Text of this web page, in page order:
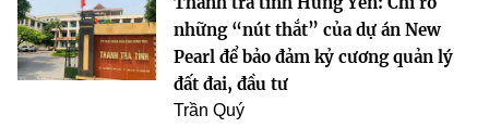
những “nút thắt” của dự án New
Pearl để bảo đảm kỷ cương quản lý
đất đai, đầu tư
Trần Quý